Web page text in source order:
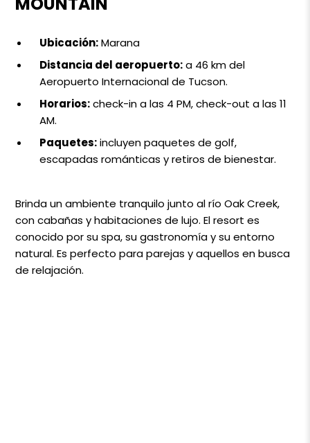
Ubicación:Marana
Distancia del aeropuerto:a 46 km del
Aeropuerto Internacional de Tucson.
Horarios:check-in a las 4 PM, check-out a las 11
AM.
Paquetes:incluyen paquetes de golf,
escapadas románticas y retiros de bienestar.
Brinda un ambiente tranquilo junto al río Oak Creek,
con cabañas y habitaciones de lujo. El resort es
conocido por su spa, su gastronomía y su entorno
natural. Es perfecto para parejas y aquellos en busca
de relajación.